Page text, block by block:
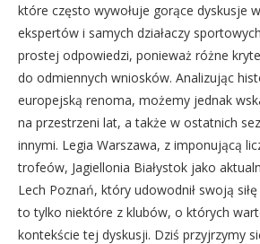
które często wywołuje gorące dyskusje
ekspertów i samych działaczy
prostej odpowiedzi, ponieważ różne
do odmiennych wniosków. Analizując
europejską renoma, możemy jednak
na przestrzeni lat, a także w ostatnich
innymi. Legia Warszawa, z imponującą
trofeów, Jagiellonia Białystok jako
Lech Poznań, który udowodnił swoją
to tylko niektóre z klubów, o których
kontekście tej dyskusji. Dziś przyjrzymy